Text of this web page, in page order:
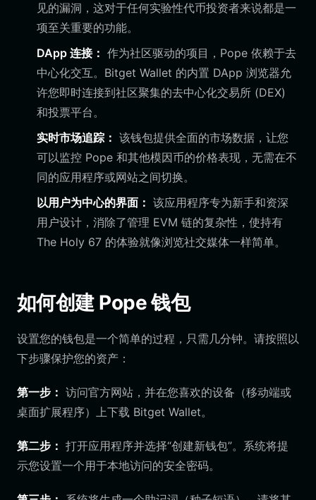
见的漏洞，这对于任何实验性代币投资者来说都是一
项至关重要的功能。
DApp 连接： 作为社区驱动的项目，Pope 依赖于去
中心化交互。Bitget Wallet 的内置 DApp 浏览器允
许您即时连接到社区聚集的去中心化交易所 (DEX)
和投票平台。
实时市场追踪： 该钱包提供全面的市场数据，让您
可以监控 Pope 和其他模因币的价格表现，无需在不
同的应用程序或网站之间切换。
以用户为中心的界面： 该应用程序专为新手和资深
用户设计，消除了管理 EVM 链的复杂性，使持有
The Holy 67 的体验就像浏览社交媒体一样简单。
如何创建 Pope 钱包
设置您的钱包是一个简单的过程，只需几分钟。请按照以
下步骤保护您的资产：
第一步： 访问官方网站，并在您喜欢的设备（移动端或
桌面扩展程序）上下载 Bitget Wallet。
第二步： 打开应用程序并选择“创建新钱包”。系统将提
示您设置一个用于本地访问的安全密码。